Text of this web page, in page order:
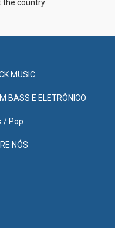
the country
MUSIC
BASS E ELETRÔNICO
/ Pop
NÓS